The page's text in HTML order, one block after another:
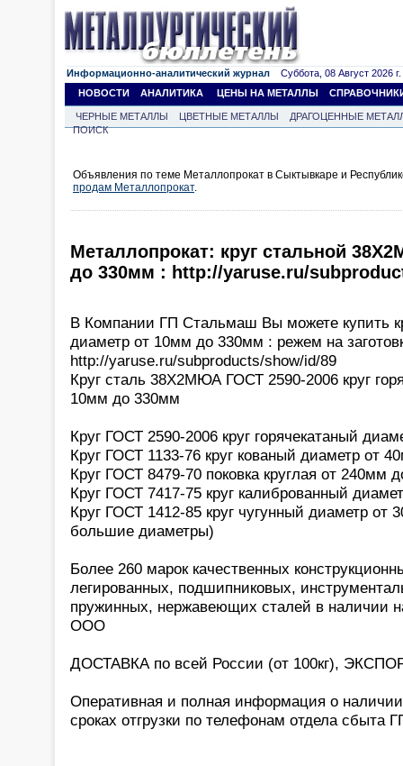
Информационно-аналитический журнал Суббота, 08 Август 2026 г.
НОВОСТИ
АНАЛИТИКА ЦЕНЫ НА МЕТАЛЛЫ
ЧЕРНЫЕ МЕТАЛЛЫ ЦВЕТНЫЕ МЕТАЛЛЫ
ДРАГОЦЕННЫЕ
ПОИСК
Объявления по теме Металлопрокат в Сыктывкаре и
продам Металлопрокат.
Металлопрокат: круг стальной
до 330мм : http://yaruse.ru/
В Компании ГП Стальмаш Вы можете купить
диаметр от 10мм до 330мм : режем на
http://yaruse.ru/subproducts/show/id/89
Круг сталь 38Х2МЮА ГОСТ 2590-2006 круг
10мм до 330мм
Круг ГОСТ 2590-2006 круг горячекатаный
Круг ГОСТ 1133-76 круг кованый диаметр от
Круг ГОСТ 8479-70 поковка круглая от 240мм
Круг ГОСТ 7417-75 круг калиброванный
Круг ГОСТ 1412-85 круг чугунный диаметр от
большие диаметры)
Более 260 марок качественных
легированных, подшипниковых,
пружинных, нержавеющих сталей в наличии
ООО
ДОСТАВКА по всей России (от 100кг),
Оперативная и полная информация о
сроках отгрузки по телефонам отдела сбыта